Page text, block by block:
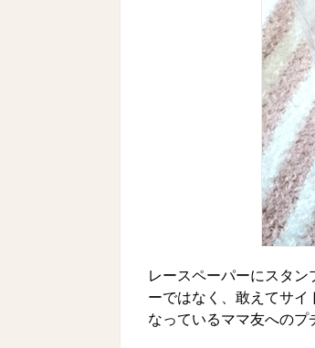
レースペーパーにスタ
ーではなく、敢えてサ
なっているママ友へのプ